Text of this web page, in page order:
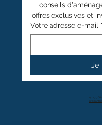
+41 27 766
conseils
offres exclusives et
Votre adresse e-mail *
Je